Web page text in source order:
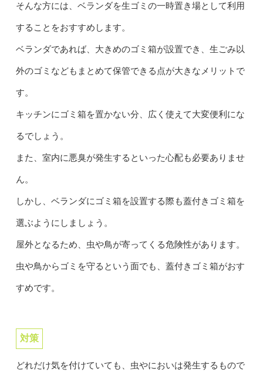
そんな方には、ベランダを生ゴミの一時置き場として利用
することをおすすめします。
ベランダであれば、大きめのゴミ箱が設置でき、生ごみ以
外のゴミなどもまとめて保管できる点が大きなメリットで
す。
キッチンにゴミ箱を置かない分、広く使えて大変便利にな
るでしょう。
また、室内に悪臭が発生するといった心配も必要ありませ
ん。
しかし、ベランダにゴミ箱を設置する際も蓋付きゴミ箱を
選ぶようにしましょう。
屋外となるため、虫や鳥が寄ってくる危険性があります。
虫や鳥からゴミを守るという面でも、蓋付きゴミ箱がおす
すめです。
対策
どれだけ気を付けていても、虫やにおいは発生するもので